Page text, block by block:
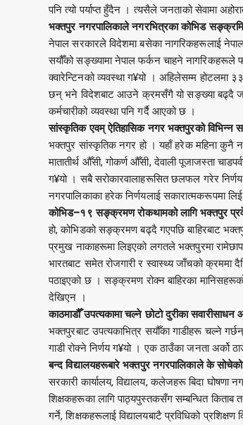
पनि त्यो पर्याप्त हुँदैन । त्यसैले जनताको सेवामा
भक्तपुर नगरपालिकाले नगरभित्रका कोभिड
नेपाल सरकारले विदेशमा बसेका नागरिकहरूलाई
सयौँको सङ्ख्यामा नेपाल फर्कन चाहने नागरिकहरूले
क्वारेन्टिनको व्यवस्था ग¥यो । अहिलेसम्म होटलमा
छन् भने विदेशबाट आउने क्रमसँगै यो सङ्ख्या बढ्दै
कर्मचारीको व्यवस्था पनि गर्दै आएको छ ।
सांस्कृतिक एवम् ऐतिहासिक नगर भक्तपुरको विभिन्न
भक्तपुर सांस्कृतिक नगर हो । यहाँ हरेक महिना कुनै
मातातीर्थ औँसी, गोकर्ण औँसी, देवाली पूजाजस्ता
ग¥यो । सबै सरोकारवालाहरूसित छलफल गरेर
नगरपालिकाका हरेक निर्णयलाई सकारात्मकरूपमा
कोभिड–१९ सङ्क्रमण रोकथामको लागि भक्तपुर
हो, कोभिडको सङ्क्रमण बढ्दै गएपछि बाहिरबाट
प्रमुख नाकाहरूमा लिइएको लगतले भक्तपुरमा
भारतबाट समेत रोजगारी र स्वास्थ्य जाँचको क्रममा
पठाइएको छ । सङ्क्रमण रोक्न बाहिरका
देखिएन ।
काठमाडौँ उपत्यकामा चल्ने छोटो दुरीका सवारीसाधन
भक्तपुरबाट उपत्यकाभित्र सयौँका गाडीहरू चल्ने
गाडी रोक्ने निर्णय ग¥यो । एक ठाउँका जनता अर्को
बन्द विद्यालयहरूबारे भक्तपुर नगरपालिकाले के
सरकारी कार्यालय, विद्यालय, कलेजहरू बिदा घोषणा
शिक्षकहरूका लागि पाठ्यपुस्तकसँग सम्बन्धित
गर्ने, शिक्षकहरूलाई विद्यालयबाटै प्रविधिको